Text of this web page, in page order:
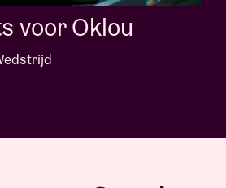
voor Jack White